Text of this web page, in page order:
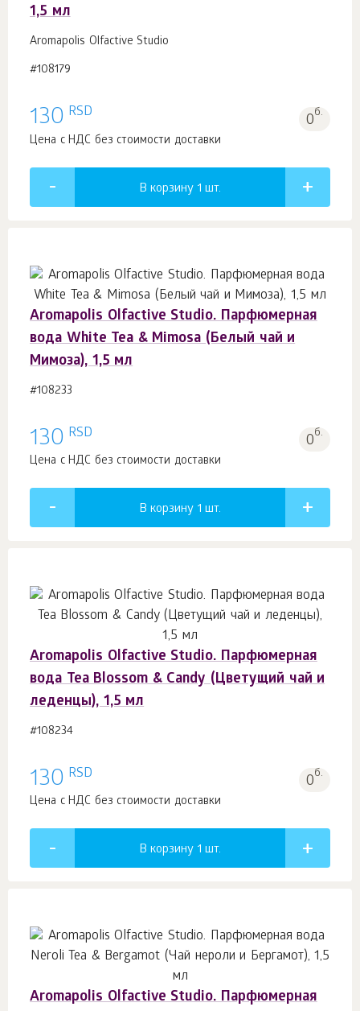
1,5 мл
Aromapolis Olfactive Studio
#108179
130 RSD 0б.
Цена с НДС без стоимости доставки
В корзину 1 шт.
Aromapolis Olfactive Studio. Парфюмерная
вода White Tea & Mimosa (Белый чай и
Мимоза), 1,5 мл
#108233
130 RSD 0б.
Цена с НДС без стоимости доставки
В корзину 1 шт.
Aromapolis Olfactive Studio. Парфюмерная
вода Tea Blossom & Candy (Цветущий чай и
леденцы), 1,5 мл
#108234
130 RSD 0б.
Цена с НДС без стоимости доставки
В корзину 1 шт.
Aromapolis Olfactive Studio. Парфюмерная